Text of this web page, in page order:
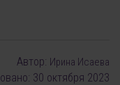
Автор: Ирина Исаева
30 октября 2023